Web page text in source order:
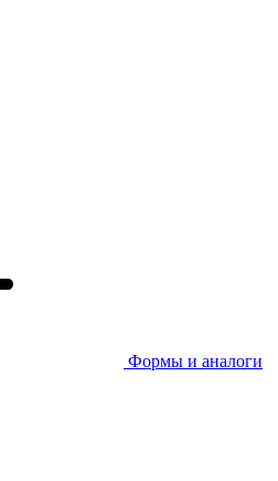
Формы и аналоги